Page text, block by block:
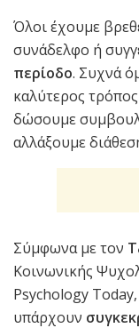
Όλοι έχουμε
συνάδελφο ή
περίοδο. Συχνά
καλύτερος
δώσουμε
αλλάξουμε
Σύμφωνα με τον
Κοινωνικής
Psychology Today,
υπάρχουν